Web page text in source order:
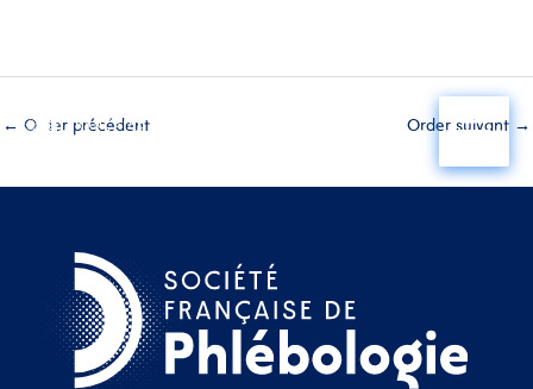
← Order précédent Order suivant →